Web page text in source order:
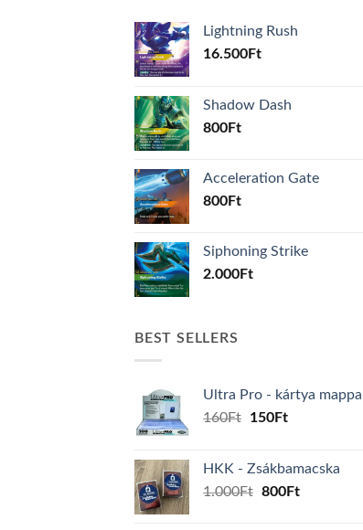
Lightning Rush
16.500Ft
Shadow Dash
800Ft
Acceleration Gate
800Ft
Siphoning Strike
2.000Ft
BEST SELLERS
Ultra Pro - kártya
160Ft
Original
160Ft.
150FtCurrent
150Ft.
HKK - Zsákbamacska
1.000Ft Original
800FtCurrent